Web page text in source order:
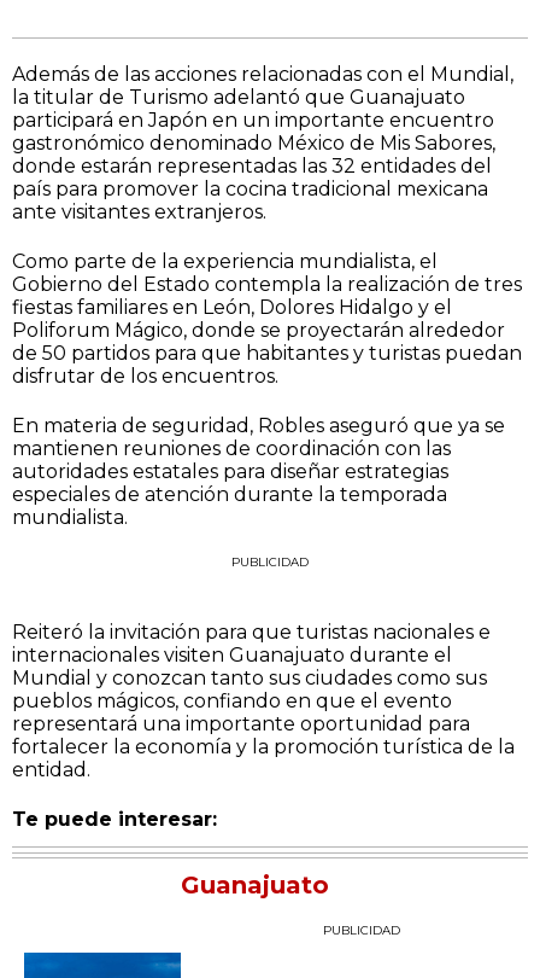
Además de las acciones relacionadas con el Mundial,
la titular de Turismo adelantó que Guanajuato
participará en Japón en un importante encuentro
gastronómico denominado México de Mis Sabores,
donde estarán representadas las 32 entidades del
país para promover la cocina tradicional mexicana
ante visitantes extranjeros.
Como parte de la experiencia mundialista, el
Gobierno del Estado contempla la realización de tres
fiestas familiares en León, Dolores Hidalgo y el
Poliforum Mágico, donde se proyectarán alrededor
de 50 partidos para que habitantes y turistas puedan
disfrutar de los encuentros.
En materia de seguridad, Robles aseguró que ya se
mantienen reuniones de coordinación con las
autoridades estatales para diseñar estrategias
especiales de atención durante la temporada
mundialista.
PUBLICIDAD
Reiteró la invitación para que turistas nacionales e
internacionales visiten Guanajuato durante el
Mundial y conozcan tanto sus ciudades como sus
pueblos mágicos, confiando en que el evento
representará una importante oportunidad para
fortalecer la economía y la promoción turística de la
entidad.
Te puede interesar:
Guanajuato
PUBLICIDAD